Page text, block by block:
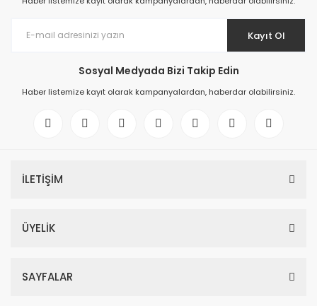
Kayıt Ol
Sosyal Medyada Bizi Takip Edin
Haber listemize kayıt olarak kampanyalardan, haberdar olabilirsiniz.
İLETİŞİM
ÜYELİK
SAYFALAR